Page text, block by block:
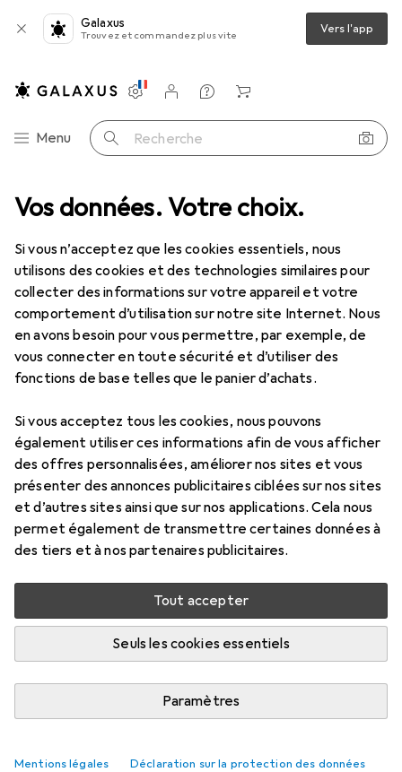
Vos données. Votre choix.
Si vous n’acceptez que les cookies essentiels, nous
utilisons des cookies et des technologies similaires pour
collecter des informations sur votre appareil et votre
comportement d’utilisation sur notre site Internet. Nous
en avons besoin pour vous permettre, par exemple, de
vous connecter en toute sécurité et d’utiliser des
fonctions de base telles que le panier d’achats.
Si vous acceptez tous les cookies, nous pouvons
également utiliser ces informations afin de vous afficher
des offres personnalisées, améliorer nos sites et vous
présenter des annonces publicitaires ciblées sur nos sites
et d’autres sites ainsi que sur nos applications. Cela nous
permet également de transmettre certaines données à
des tiers et à nos partenaires publicitaires.
Tout accepter
Seuls les cookies essentiels
Paramètres
Mentions légales Déclaration sur la protection des données
Galaxus
Trouvez et commandez plus vite Vers l'app
Navigation par catégorie
Menu Recherche
Paramètres
Compte client
Listes de comparaison
Listes d'envies
Panier